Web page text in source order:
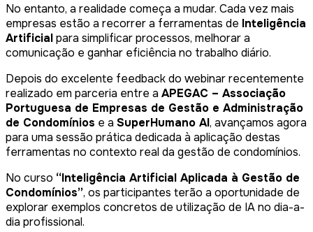
No entanto, a realidade começa a mudar. Cada vez mais
empresas estão a recorrer a ferramentas de Inteligência
Artificialpara simplificar processos, melhorar a
comunicação e ganhar eficiência no trabalho diário.
Depois do excelente feedback do webinar recentemente
realizado em parceria entre a APEGAC – Associação
Portuguesa de Empresas de Gestão e Administração
de Condomínios e a SuperHumano AI, avançamos agora
para uma sessão prática dedicada à aplicação destas
ferramentas no contexto real da gestão de condomínios.
No curso “Inteligência Artificial Aplicada à Gestão de
Condomínios”, os participantes terão a oportunidade de
explorar exemplos concretos de utilização de IA no dia-a-
dia profissional.